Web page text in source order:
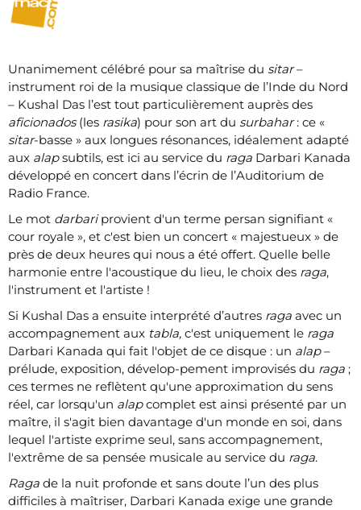
Unanimement célébré pour sa maîtrise du sitar–
instrument roi de la musique classique de l’Inde du Nord
– Kushal Das l’est tout particulièrement auprès des
aficionados(les rasika) pour son art du surbahar: ce «
sitar-basse » aux longues résonances, idéalement adapté
aux alapsubtils, est ici au service du raga Darbari Kanada
développé en concert dans l’écrin de l’Auditorium de
Radio France.
Le mot darbariprovient d'un terme persan signifiant «
cour royale », et c'est bien un concert « majestueux » de
près de deux heures qui nous a été offert. Quelle belle
harmonie entre l'acoustique du lieu, le choix des raga,
l'instrument et l'artiste !
Si Kushal Das a ensuite interprété d’autres raga avec un
accompagnement aux tabla, c'est uniquement le raga
Darbari Kanada qui fait l'objet de ce disque : un alap–
prélude, exposition, dévelop-pement improvisés du raga ;
ces termes ne reflètent qu'une approximation du sens
réel, car lorsqu'un alapcomplet est ainsi présenté par un
maître, il s'agit bien davantage d'un monde en soi, dans
lequel l'artiste exprime seul, sans accompagnement,
l'extrême de sa pensée musicale au service du raga.
Raga de la nuit profonde et sans doute l’un des plus
difficiles à maîtriser, Darbari Kanada exige une grande